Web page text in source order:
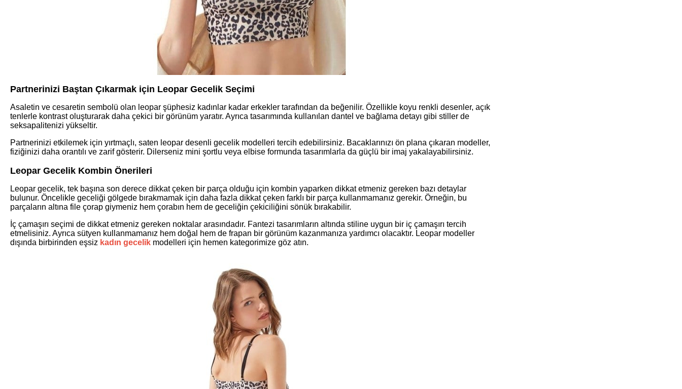
Partnerinizi Baştan Çıkarmak için Leopar Gecelik Seçimi
Asaletin ve cesaretin sembolü olan leopar şüphesiz kadınlar kadar erkekler tarafından da beğenilir. Özellikle koyu renkli desenler, açık
tenlerle kontrast oluşturarak daha çekici bir görünüm yaratır. Ayrıca tasarımında kullanılan dantel ve bağlama detayı gibi stiller de
seksapalitenizi yükseltir.
Partnerinizi etkilemek için yırtmaçlı, saten leopar desenli gecelik modelleri tercih edebilirsiniz. Bacaklarınızı ön plana çıkaran modeller,
fiziğinizi daha orantılı ve zarif gösterir. Dilerseniz mini şortlu veya elbise formunda tasarımlarla da güçlü bir imaj yakalayabilirsiniz.
Leopar Gecelik Kombin Önerileri
Leopar gecelik, tek başına son derece dikkat çeken bir parça olduğu için kombin yaparken dikkat etmeniz gereken bazı detaylar
bulunur. Öncelikle geceliği gölgede bırakmamak için daha fazla dikkat çeken farklı bir parça kullanmamanız gerekir. Örneğin, bu
parçaların altına file çorap giymeniz hem çorabın hem de geceliğin çekiciliğini sönük bırakabilir.
İç çamaşırı seçimi de dikkat etmeniz gereken noktalar arasındadır. Fantezi tasarımların altında stiline uygun bir iç çamaşırı tercih
etmelisiniz. Ayrıca sütyen kullanmamanız hem doğal hem de frapan bir görünüm kazanmanıza yardımcı olacaktır. Leopar modeller
dışında birbirinden eşsiz kadın gecelik modelleri için hemen kategorimize göz atın.